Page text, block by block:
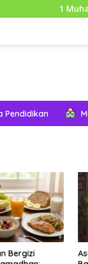
1 Muharam:
Pendidikan
Niat,